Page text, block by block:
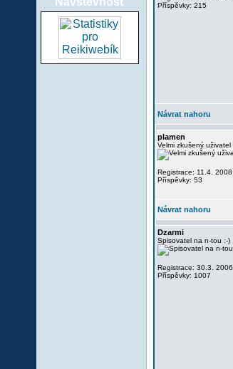
Příspěvky: 215
Návrat nahoru
plamen
Velmi zkušený uživatel
Registrace: 11.4. 2008
Příspěvky: 53
Návrat nahoru
Dzarmi
Spisovatel na n-tou :-)
Registrace: 30.3. 2006
Příspěvky: 1007